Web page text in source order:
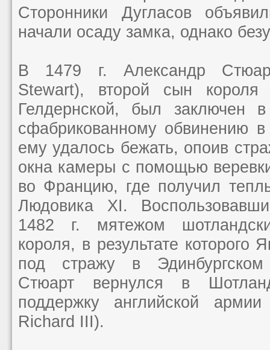
Сторонники Дугласов
начали осаду замка, однако
В 1479 г. Александр
Stewart), второй сын
Гелдернской, был заключен
сфабрикованному обвинению
ему удалось бежать, опоив
окна камеры с помощью
во Францию, где получил
Людовика XI.
1482 г. мятежом
короля, в результате которого
под стражу в
Стюарт вернулся в
поддержку английской
Richard III).